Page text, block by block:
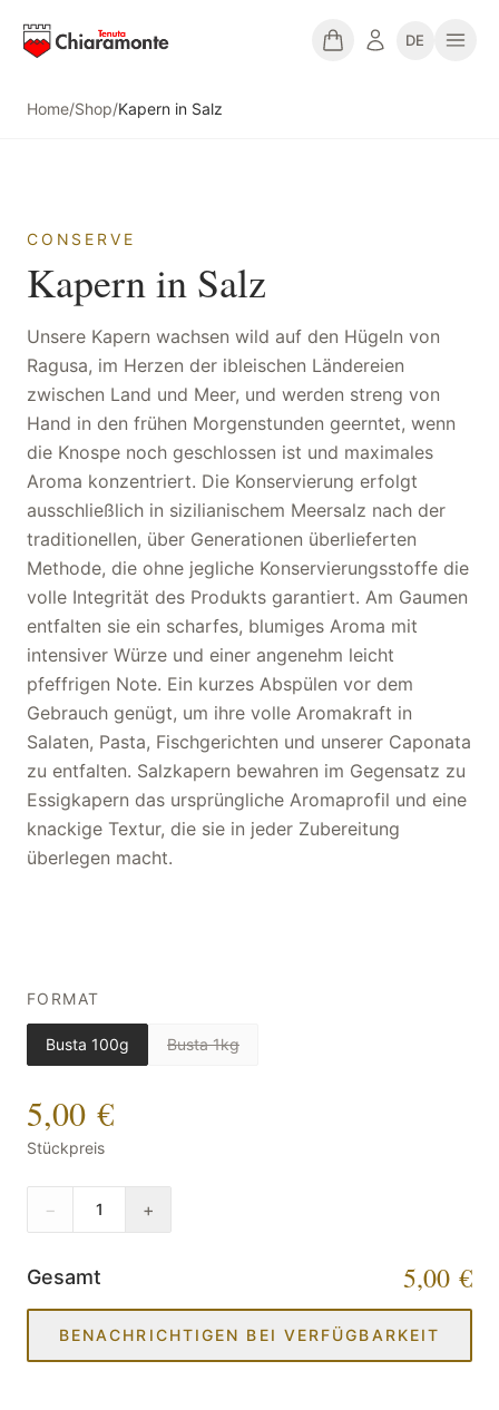
DE
Home/Shop/Kapern in Salz
CONSERVE
Kapern in Salz
Unsere Kapern wachsen wild auf den Hügeln von
Ragusa, im Herzen der ibleischen Ländereien
zwischen Land und Meer, und werden streng von
Hand in den frühen Morgenstunden geerntet, wenn
die Knospe noch geschlossen ist und maximales
Aroma konzentriert. Die Konservierung erfolgt
ausschließlich in sizilianischem Meersalz nach der
traditionellen, über Generationen überlieferten
Methode, die ohne jegliche Konservierungsstoffe die
volle Integrität des Produkts garantiert. Am Gaumen
entfalten sie ein scharfes, blumiges Aroma mit
intensiver Würze und einer angenehm leicht
pfeffrigen Note. Ein kurzes Abspülen vor dem
Gebrauch genügt, um ihre volle Aromakraft in
Salaten, Pasta, Fischgerichten und unserer Caponata
zu entfalten. Salzkapern bewahren im Gegensatz zu
Essigkapern das ursprüngliche Aromaprofil und eine
knackige Textur, die sie in jeder Zubereitung
überlegen macht.
FORMAT
Busta 100g Busta 1kg
5,00 €
Stückpreis
− 1 +
Gesamt 5,00 €
BENACHRICHTIGEN BEI VERFÜGBARKEIT